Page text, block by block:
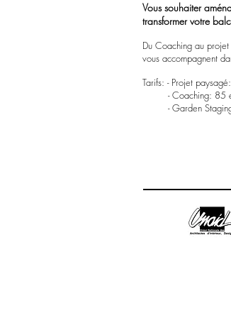
Vous souhaiter
transformer votre
Du Coaching au
vous accompagnent
Tarifs: - Projet
- Coaching: 85
- Garden